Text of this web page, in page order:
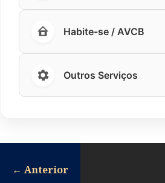
Habite-se / AVCB
Outros Serviços
← Anterior